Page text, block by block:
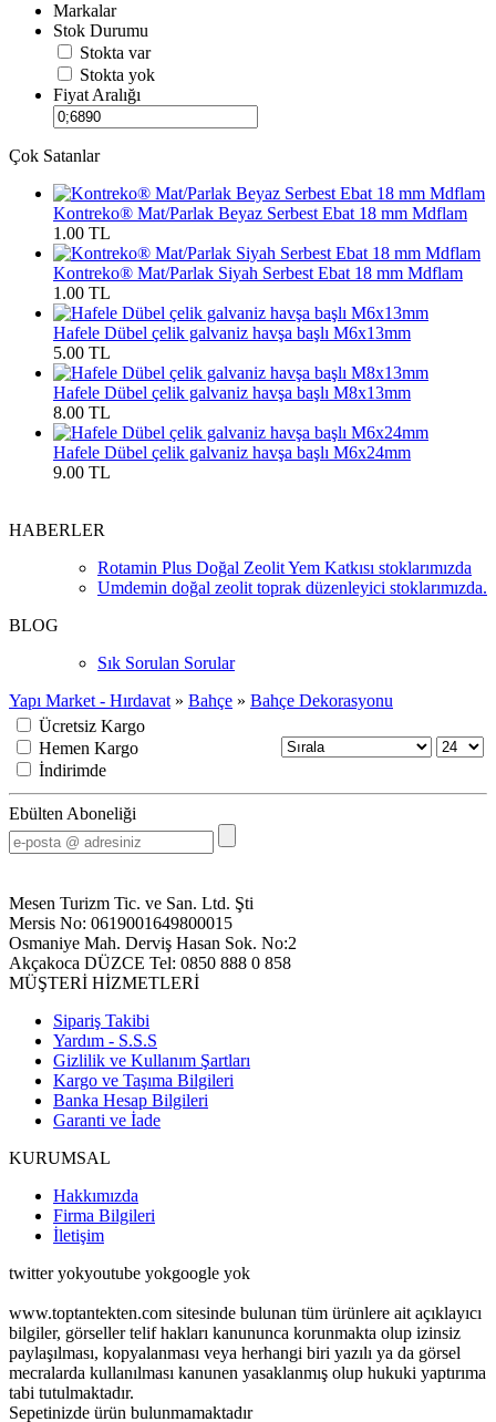
Markalar
Stok Durumu
Stokta var
Stokta yok
Fiyat Aralığı
Çok Satanlar
Kontreko® Mat/Parlak Beyaz Serbest Ebat 18 mm Mdflam
1.00 TL
Kontreko® Mat/Parlak Siyah Serbest Ebat 18 mm Mdflam
1.00 TL
Hafele Dübel çelik galvaniz havşa başlı M6x13mm
5.00 TL
Hafele Dübel çelik galvaniz havşa başlı M8x13mm
8.00 TL
Hafele Dübel çelik galvaniz havşa başlı M6x24mm
9.00 TL
HABERLER
Rotamin Plus Doğal Zeolit Yem Katkısı stoklarımızda
Umdemin doğal zeolit toprak düzenleyici stoklarımızda.
BLOG
Sık Sorulan Sorular
Yapı Market - Hırdavat » Bahçe » Bahçe Dekorasyonu
Ücretsiz Kargo
Hemen Kargo
İndirimde
Ebülten Aboneliği
Mesen Turizm Tic. ve San. Ltd. Şti
Mersis No: 0619001649800015
Osmaniye Mah. Derviş Hasan Sok. No:2
Akçakoca DÜZCE Tel: 0850 888 0 858
MÜŞTERİ HİZMETLERİ
Sipariş Takibi
Yardım - S.S.S
Gizlilik ve Kullanım Şartları
Kargo ve Taşıma Bilgileri
Banka Hesap Bilgileri
Garanti ve İade
KURUMSAL
Hakkımızda
Firma Bilgileri
İletişim
twitter yokyoutube yokgoogle yok
www.toptantekten.com sitesinde bulunan tüm ürünlere ait açıklayıcı
bilgiler, görseller telif hakları kanununca korunmakta olup izinsiz
paylaşılması, kopyalanması veya herhangi biri yazılı ya da görsel
mecralarda kullanılması kanunen yasaklanmış olup hukuki yaptırıma
tabi tutulmaktadır.
Sepetinizde ürün bulunmamaktadır